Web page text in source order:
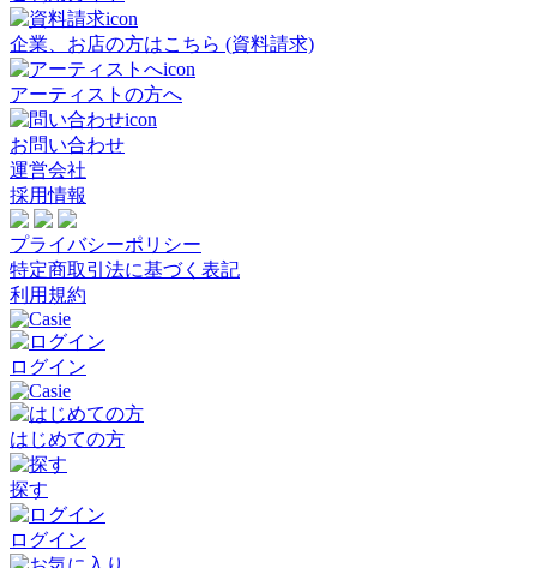
企業、お店の方はこちら (資料請求)
アーティストの方へ
お問い合わせ
運営会社
採用情報
プライバシーポリシー
特定商取引法に基づく表記
利用規約
ログイン
はじめての方
探す
ログイン